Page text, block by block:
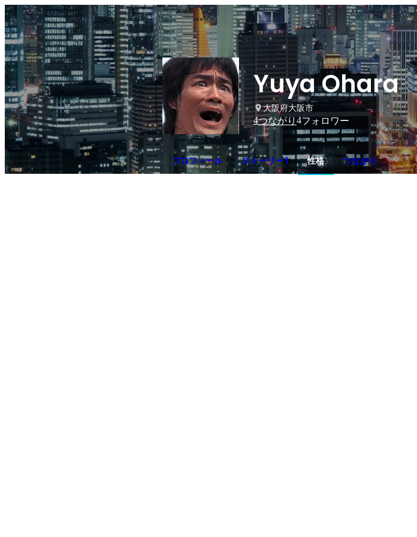
Yuya Ohara
大阪府大阪市
4つながり 4フォロワー
プロフィール ストーリー 1 性格 つながり